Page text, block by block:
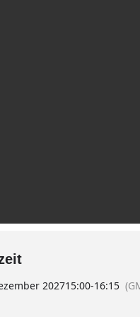
202715:00-16:15